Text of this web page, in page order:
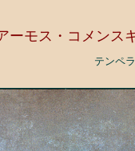
ーモス・コメンス
テンペ